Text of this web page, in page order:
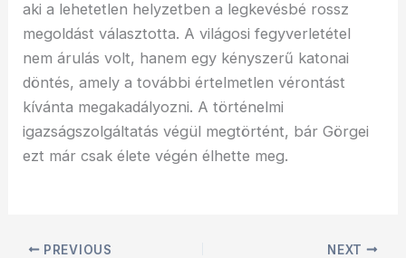
aki a lehetetlen helyzetben a legkevésbé rossz
megoldást választotta. A világosi fegyverletétel
nem árulás volt, hanem egy kényszerű katonai
döntés, amely a további értelmetlen vérontást
kívánta megakadályozni. A történelmi
igazságszolgáltatás végül megtörtént, bár Görgei
ezt már csak élete végén élhette meg.
PREVIOUS NEXT